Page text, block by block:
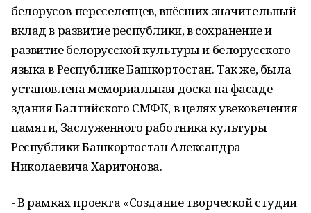
белорусов-переселенцев, внёсших значительный
вклад в развитие республики, в сохранение и
развитие белорусской культуры и белорусского
языка в Республике Башкортостан. Так же, была
установлена мемориальная доска на фасаде
здания Балтийского СМФК, в целях увековечения
памяти, Заслуженного работника культуры
Республики Башкортостан Александра
Николаевича Харитонова.
- В рамках проекта «Создание творческой студии